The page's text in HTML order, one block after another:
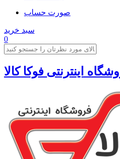
صورت حساب
سبد خرید
0
اینترنتی فوکا کالا